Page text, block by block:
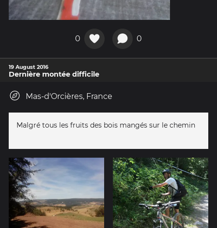
0 0
19 August 2016
Dernière montée difficile
Mas-d'Orcières, France
Malgré tous les fruits des bois mangés sur le chemin